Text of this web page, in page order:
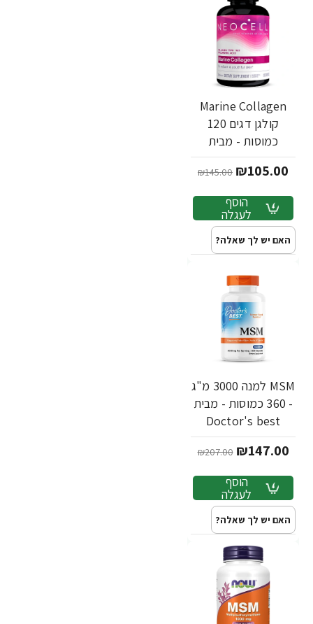
Marine Collagen
קולגן דגים 120
כמוסות - מבית
NEOCELL
₪105.00
₪145.00
הוסף
לעגלה
האם יש לך שאלה?
MSM למנה 3000 מ"ג
- 360 כמוסות - מבית
Doctor's best
₪147.00
₪207.00
הוסף
לעגלה
האם יש לך שאלה?